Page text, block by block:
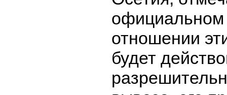
отношении
будет